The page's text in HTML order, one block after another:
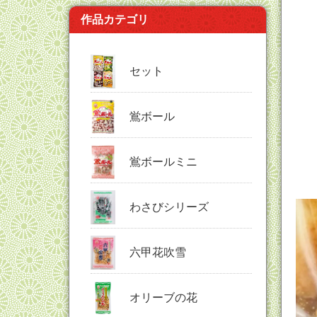
作品カテゴリ
セット
鴬ボール
鴬ボールミニ
わさびシリーズ
六甲花吹雪
オリーブの花